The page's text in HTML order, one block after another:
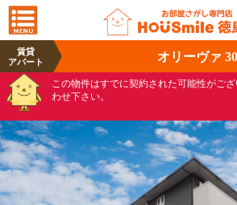
賃貸
アパート
オリーヴァ
この物件はすでに契約された可能性がご
わせ下さい。